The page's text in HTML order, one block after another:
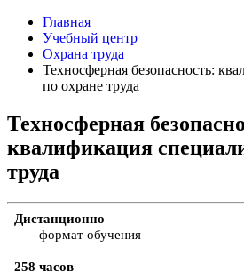
Главная
Учебный центр
Охрана труда
Техносферная безопасность:
по охране труда
Техносферная
квалификация
труда
Дистанционно
формат обучения
258 часов